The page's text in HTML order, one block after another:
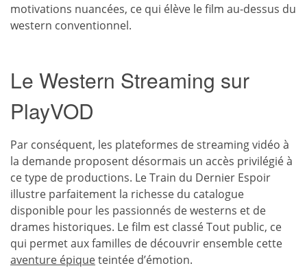
motivations nuancées, ce qui élève le film au-dessus du
western conventionnel.
Le Western Streaming sur
PlayVOD
Par conséquent, les plateformes de streaming vidéo à
la demande proposent désormais un accès privilégié à
ce type de productions. Le Train du Dernier Espoir
illustre parfaitement la richesse du catalogue
disponible pour les passionnés de westerns et de
drames historiques. Le film est classé Tout public, ce
qui permet aux familles de découvrir ensemble cette
aventure épiqueteintée d’émotion.